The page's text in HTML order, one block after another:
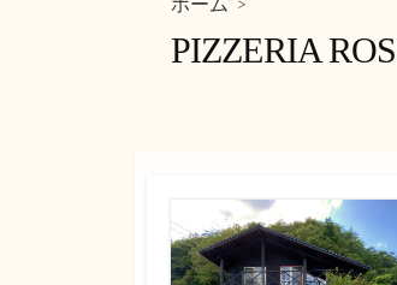
福井市
ホーム
PIZZERIA